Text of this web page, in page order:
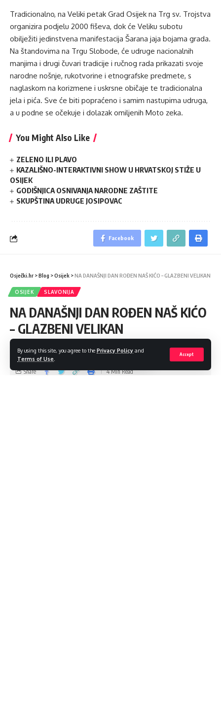
By using this site, you agree to the Privacy Policy and
Terms of Use
Accept
Tradicionalno, na Veliki petak Grad Osijek na Trg sv. Trojstva
organizira podjelu 2000 fiševa, dok će Veliku subotu
obilježiti jedinstvena manifestacija Šarana jaja bojama grada.
Na štandovima na Trgu Slobode, će udruge nacionalnih
manjima i drugi čuvari tradicije i ručnog rada prikazati svoje
narodne nošnje, rukotvorine i etnografske predmete, s
naglaskom na korizmene i uskrsne običaje te tradicionalna
jela i pića. Sve će biti popraćeno i samim nastupima udruga,
a u podne se očekuje i dolazak omiljenih Moto zeka.
You Might Also Like
ZELENO ILI PLAVO
KAZALIŠNO-INTERAKTIVNI SHOW U HRVATSKOJ STIŽE U
OSIJEK
GODIŠNJICA OSNIVANJA NARODNE ZAŠTITE
SKUPŠTINA UDRUGE JOSIPOVAC
Facebook
Osječki.hr >Blog >Osijek >NA DANAŠNJI DAN ROĐEN NAŠ KIĆO – GLAZBENI VELIKAN
OSIJEK SLAVONIJA
NA DANAŠNJI DAN ROĐEN NAŠ KIĆO
– GLAZBENI VELIKAN
Krunoslav Slabinac - "Kaiser und König" slavonske ravnice
Share 4 Min Read